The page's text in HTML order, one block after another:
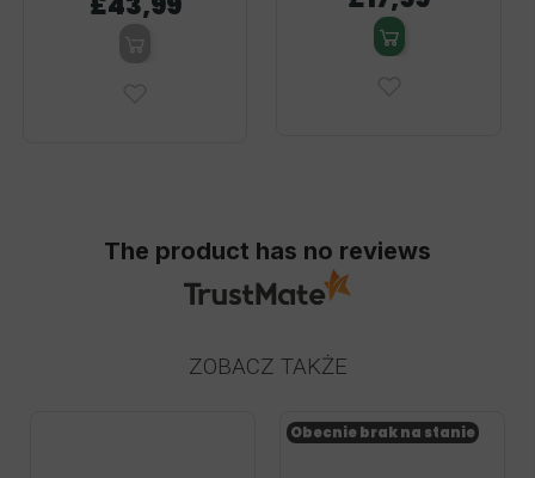
The product has no reviews
ZOBACZ TAKŻE
Obecnie brak na stanie